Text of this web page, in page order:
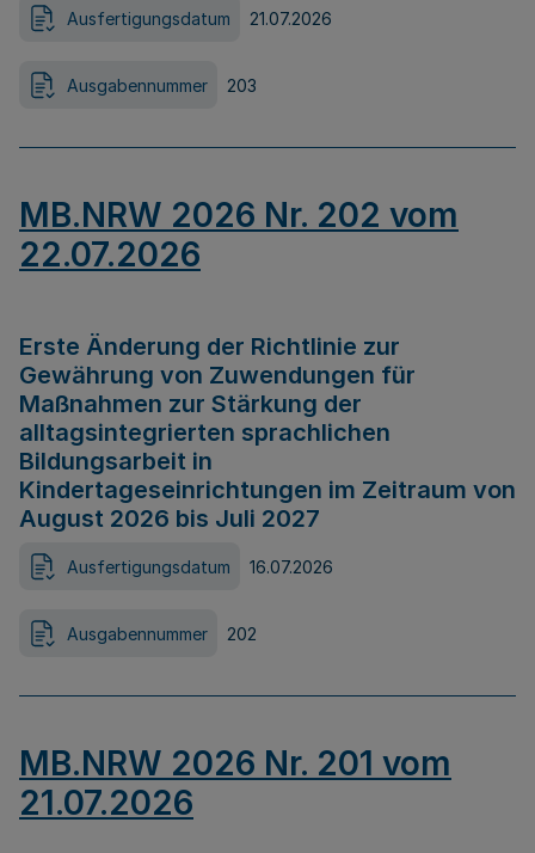
Ausfertigungsdatum 21.07.2026
Ausgabennummer 203
MB.NRW 2026 Nr. 202 vom
22.07.2026
Erste Änderung der Richtlinie zur
Gewährung von Zuwendungen für
Maßnahmen zur Stärkung der
alltagsintegrierten sprachlichen
Bildungsarbeit in
Kindertageseinrichtungen im Zeitraum von
August 2026 bis Juli 2027
Ausfertigungsdatum 16.07.2026
Ausgabennummer 202
MB.NRW 2026 Nr. 201 vom
21.07.2026